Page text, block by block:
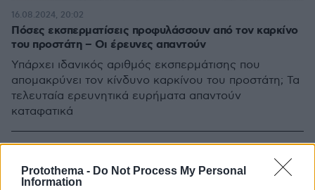
Protothema - Do Not Process My Personal
Information
Πόσες εκσπερματίσεις προφυλάσσουν από τον καρκίνο
του προστάτη – Οι έρευνες απαντούν
Υπάρχει ιδανικός αριθμός εκσπερμάτισης που
απομακρύνει τον κίνδυνο καρκίνου του προστάτη; Τα
τελευταία ερευνητικά ευρήματα απαντούν
καταφατικά
16.08.2024, 20:02